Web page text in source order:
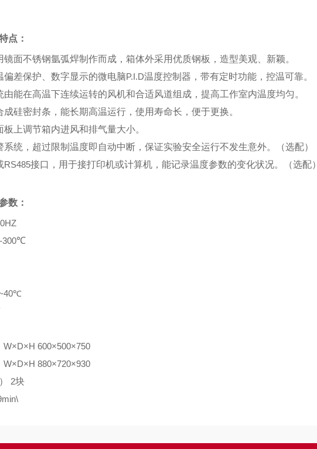
点：
镜面不锈钢氩弧焊制作而成，箱体外采用优质钢板，造型美观、新颖。
偏差保护、数字显示的微电脑P.I.D温度控制器，带有定时功能，控温可靠。
能在高温下连续运转的风机和合适风道组成，提高工作室内温度均匀。
硅密封条，能长期高温运行，使用寿命长，便于更换。
上调节箱内进风和排气量大小。
系统，超过限制温度即自动中断，保证实验安全运行不发生意外。（选配）
RS485接口，用于接打印机或计算机，能记录温度参数的变化状况。（选配）
数：
300℃
℃
W×D×H 600×500×750
W×D×H 880×720×930
2块